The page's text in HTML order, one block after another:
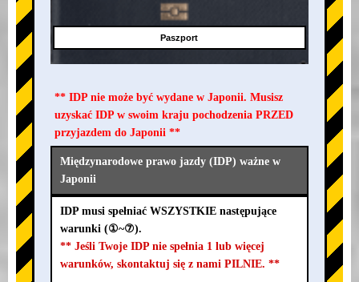
Paszport
** IDP nie może być wydane w Japonii. Musisz
uzyskać IDP w swoim kraju pochodzenia PRZED
przyjazdem do Japonii **
Międzynarodowe prawo jazdy (IDP) ważne w
Japonii
IDP musi spełniać WSZYSTKIE następujące
warunki (①~⑦).
** Jeśli Twoje IDP nie spełnia 1 lub więcej
warunków, skontaktuj się z nami PILNIE. **